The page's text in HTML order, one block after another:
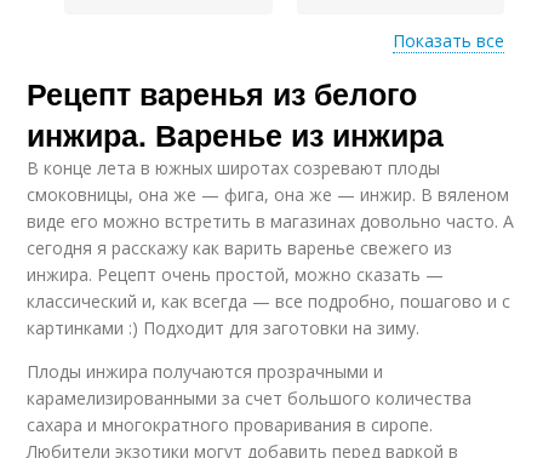
Варение из сушеного
инжира
Варение с
добавлением
Варение с инжиром Варения из инжира
Показать все
Рецепт варенья из белого
инжира. Варенье из инжира
В конце лета в южных широтах созревают плоды
смоковницы, она же — фига, она же — инжир. В вяленом
виде его можно встретить в магазинах довольно часто. А
сегодня я расскажу как варить варенье свежего из
инжира. Рецепт очень простой, можно сказать —
классический и, как всегда — все подробно, пошагово и с
картинками :) Подходит для заготовки на зиму.
Плоды инжира получаются прозрачными и
карамелизированными за счет большого количества
сахара и многократного проваривания в сиропе.
Любители экзотики могут добавить перед варкой в